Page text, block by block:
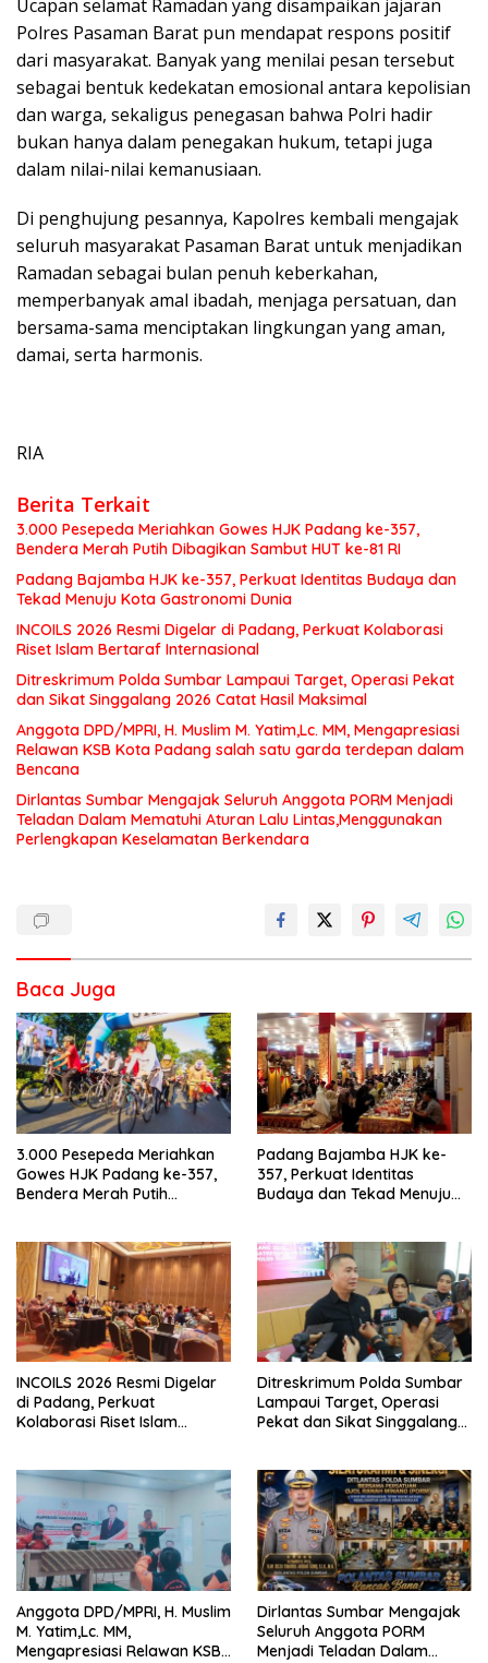
Ucapan selamat Ramadan yang disampaikan jajaran
Polres Pasaman Barat pun mendapat respons positif
dari masyarakat. Banyak yang menilai pesan tersebut
sebagai bentuk kedekatan emosional antara kepolisian
dan warga, sekaligus penegasan bahwa Polri hadir
bukan hanya dalam penegakan hukum, tetapi juga
dalam nilai-nilai kemanusiaan.
Di penghujung pesannya, Kapolres kembali mengajak
seluruh masyarakat Pasaman Barat untuk menjadikan
Ramadan sebagai bulan penuh keberkahan,
memperbanyak amal ibadah, menjaga persatuan, dan
bersama-sama menciptakan lingkungan yang aman,
damai, serta harmonis.
RIA
Berita Terkait
3.000 Pesepeda Meriahkan Gowes HJK Padang ke-357,
Bendera Merah Putih Dibagikan Sambut HUT ke-81 RI
Padang Bajamba HJK ke-357, Perkuat Identitas Budaya dan
Tekad Menuju Kota Gastronomi Dunia
INCOILS 2026 Resmi Digelar di Padang, Perkuat Kolaborasi
Riset Islam Bertaraf Internasional
Ditreskrimum Polda Sumbar Lampaui Target, Operasi Pekat
dan Sikat Singgalang 2026 Catat Hasil Maksimal
Anggota DPD/MPRI, H. Muslim M. Yatim,Lc. MM, Mengapresiasi
Relawan KSB Kota Padang salah satu garda terdepan dalam
Bencana
Dirlantas Sumbar Mengajak Seluruh Anggota PORM Menjadi
Teladan Dalam Mematuhi Aturan Lalu Lintas,Menggunakan
Perlengkapan Keselamatan Berkendara
Baca Juga
3.000 Pesepeda Meriahkan
Gowes HJK Padang ke-357,
Bendera Merah Putih
Padang Bajamba HJK ke-
357, Perkuat Identitas
Budaya dan Tekad Menuju
INCOILS 2026 Resmi Digelar
di Padang, Perkuat
Kolaborasi Riset Islam
Ditreskrimum Polda Sumbar
Lampaui Target, Operasi
Pekat dan Sikat Singgalang
Anggota DPD/MPRI, H. Muslim
M. Yatim,Lc. MM,
Mengapresiasi Relawan KSB
Dirlantas Sumbar Mengajak
Seluruh Anggota PORM
Menjadi Teladan Dalam